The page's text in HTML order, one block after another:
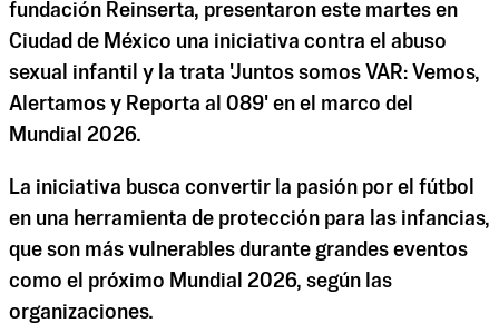
fundación Reinserta, presentaron este martes en
Ciudad de México una iniciativa contra el abuso
sexual infantil y la trata 'Juntos somos VAR: Vemos,
Alertamos y Reporta al 089' en el marco del
Mundial 2026.
La iniciativa busca convertir la pasión por el fútbol
en una herramienta de protección para las infancias,
que son más vulnerables durante grandes eventos
como el próximo Mundial 2026, según las
organizaciones.